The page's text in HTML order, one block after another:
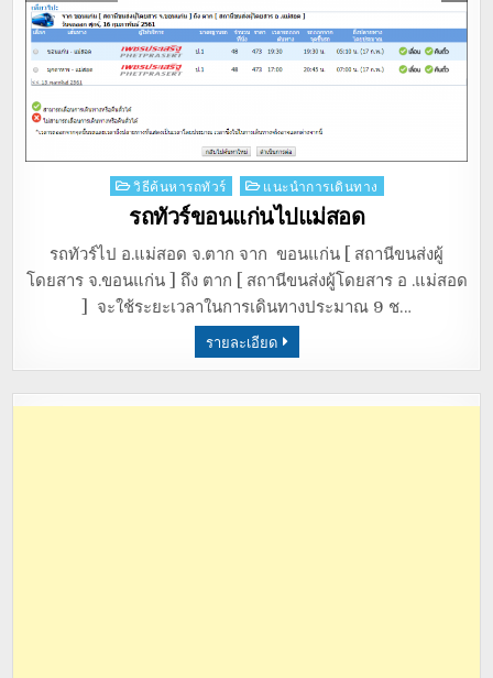
Posted
วิธีค้นหารถทัวร์ แนะนำการเดินทาง
รถทัวร์ขอนแก่นไปแม่สอด
รถทัวร์ไป อ.แม่สอด จ.ตาก จาก ขอนแก่น [ สถานีขนส่งผู้
โดยสาร จ.ขอนแก่น ] ถึง ตาก [ สถานีขนส่งผู้โดยสาร อ .แม่สอด
] จะใช้ระยะเวลาในการเดินทางประมาณ 9 ช…
รายละเอียด